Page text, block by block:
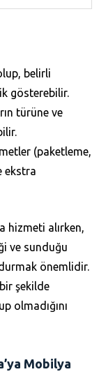
belirli
gösterebilir.
türüne ve
(paketleme,
ekstra
hizmeti alırken,
ve sunduğu
önemlidir.
şekilde
olmadığını
Mobilya